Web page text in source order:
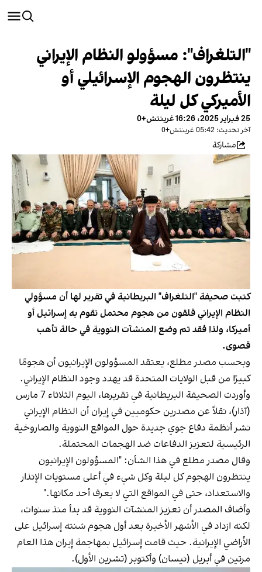
"التلغراف": مسؤولو النظام الإيراني
ينتظرون الهجوم الإسرائيلي أو
الأميركي كل ليلة
25 فبراير 2025، 16:26 غرينتش+0
آخر تحديث: 05:42 غرينتش+0
مشاركة
كتبت صحيفة "التلغراف" البريطانية في تقرير لها أن مسؤولي
النظام الإيراني قلقون من هجوم محتمل تقوم به إسرائيل أو
أميركا، ولذا فقد تم وضع المنشآت النووية في حالة تأهب
قصوى.
وبحسب مصدر مطلع، يعتقد المسؤولون الإيرانيون أن هجومًا
كبيرًا من قبل الولايات المتحدة قد يهدد وجود النظام الإيراني.
وأوردت الصحيفة البريطانية في تقريرها، اليوم الثلاثاء 7 مارس
(آذار)، نقلاً عن مصدرين حكوميين في إيران أن النظام الإيراني
نشر أنظمة دفاع جوي جديدة حول المواقع النووية والصاروخية
الرئيسية لتعزيز الدفاعات ضد الهجمات المحتملة.
وقال مصدر مطلع في هذا الشأن: "المسؤولون الإيرانيون
ينتظرون الهجوم كل ليلة وكل شيء في أعلى مستويات الإنذار
والاستعداد، حتى في المواقع التي لا يعرف أحد مكانها."
وأضاف المصدر أن تعزيز المنشآت النووية قد بدأ منذ سنوات،
لكنه ازداد في الأشهر الأخيرة بعد أول هجوم شنته إسرائيل على
الأراضي الإيرانية. حيث قامت إسرائيل بمهاجمة إيران هذا العام
مرتين في أبريل (نيسان) وأكتوبر (تشرين الأول).